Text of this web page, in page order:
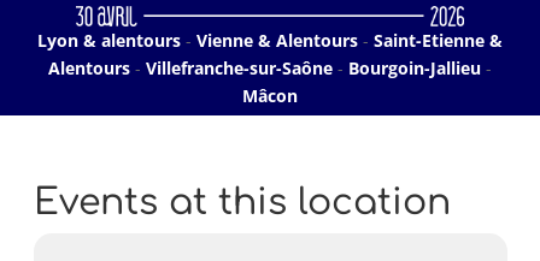
Lyon & alentours - Vienne & Alentours - Saint-Etienne &
Alentours - Villefranche-sur-Saône - Bourgoin-Jallieu -
Mâcon
Events at this location